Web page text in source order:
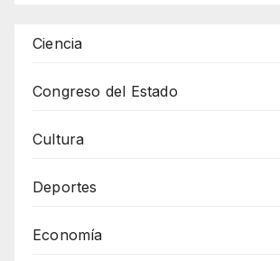
Ciencia
Congreso del Estado
Cultura
Deportes
Economía